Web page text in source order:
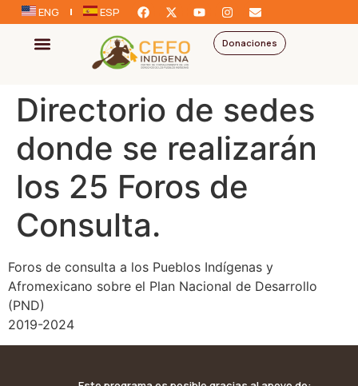
ENG ESP
Donaciones
Directorio de sedes
donde se realizarán
los 25 Foros de
Consulta.
Foros de consulta a los Pueblos Indígenas y
Afromexicano sobre el Plan Nacional de Desarrollo
(PND)
2019-2024